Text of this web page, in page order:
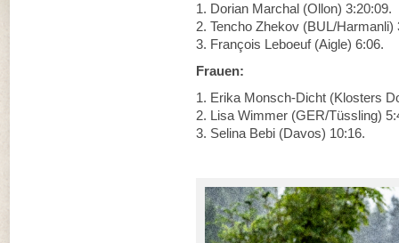
1. Dorian Marchal (Ollon) 3:20:09.
2. Tencho Zhekov (BUL/Harmanli)
3. François Leboeuf (Aigle) 6:06.
Frauen:
1. Erika Monsch-Dicht (Klosters
2. Lisa Wimmer (GER/Tüssling)
3. Selina Bebi (Davos) 10:16.